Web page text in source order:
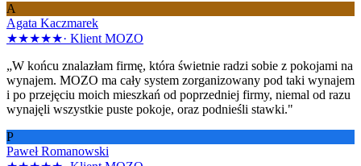
A
Agata Kaczmarek
★★★★★· Klient MOZO
„W końcu znalazłam firmę, która świetnie radzi sobie z pokojami na
wynajem. MOZO ma cały system zorganizowany pod taki wynajem
i po przejęciu moich mieszkań od poprzedniej firmy, niemal od razu
wynajęli wszystkie puste pokoje, oraz podnieśli stawki."
P
Paweł Romanowski